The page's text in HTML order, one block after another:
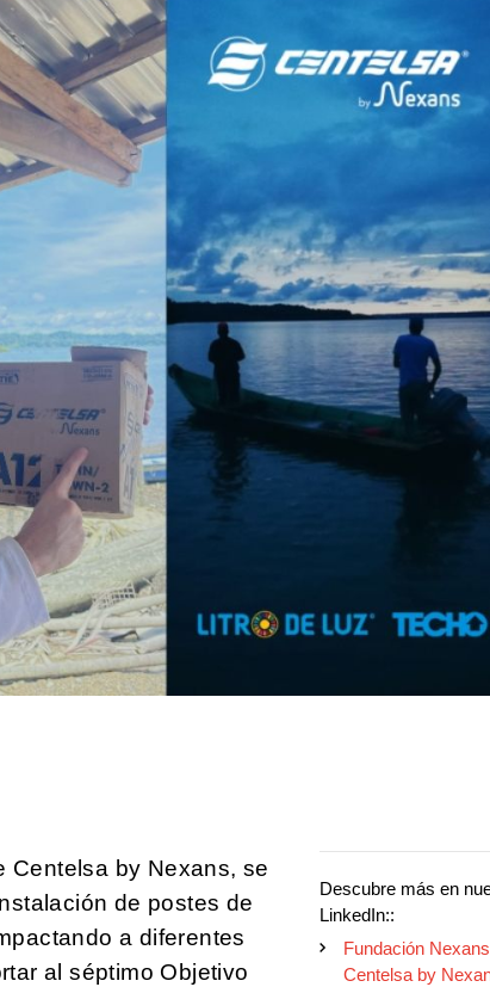
Centelsa by Nexans, se
de postes de
a diferentes
al séptimo Objetivo
Descubre más en
LinkedIn::
Fundación
Centelsa by